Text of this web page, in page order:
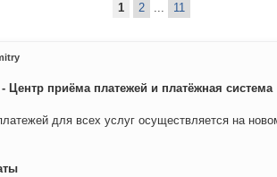
1 2 ... 11
Центр приёма платежей и платёжная система
для всех услуг осуществляется на